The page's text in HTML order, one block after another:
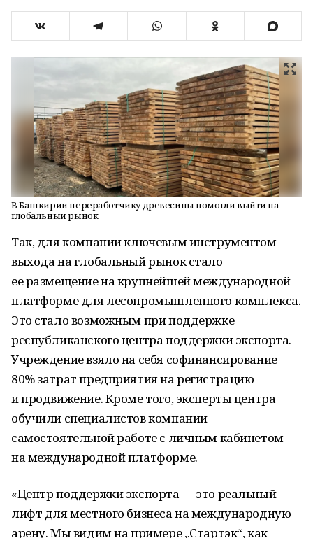
В Башкирии переработчику древесины помогли выйти на
глобальный рынок
Так, для компании ключевым инструментом
выхода на глобальный рынок стало
ее размещение на крупнейшей международной
платформе для лесопромышленного комплекса.
Это стало возможным при поддержке
республиканского центра поддержки экспорта.
Учреждение взяло на себя софинансирование
80% затрат предприятия на регистрацию
и продвижение. Кроме того, эксперты центра
обучили специалистов компании
самостоятельной работе с личным кабинетом
на международной платформе.
«Центр поддержки экспорта — это реальный
лифт для местного бизнеса на международную
арену. Мы видим на примере „Стартэк“, как